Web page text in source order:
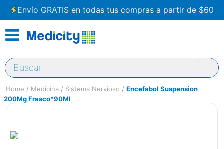
Envío GRATIS en todas tus compras a partir de $60
Buscar
Medicina Sistema Nervioso
Encefabol Suspension
200Mg Frasco*90Ml